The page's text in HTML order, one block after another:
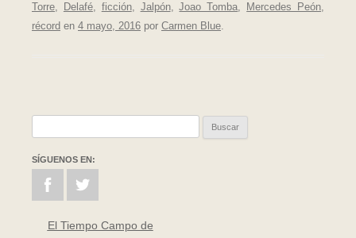
Torre, Delafé, ficción, Jalpón,Joao Tomba, Mercedes Peón,
récord en 4 mayo, 2016 por Carmen Blue.
SÍGUENOS EN:
El Tiempo Campo de